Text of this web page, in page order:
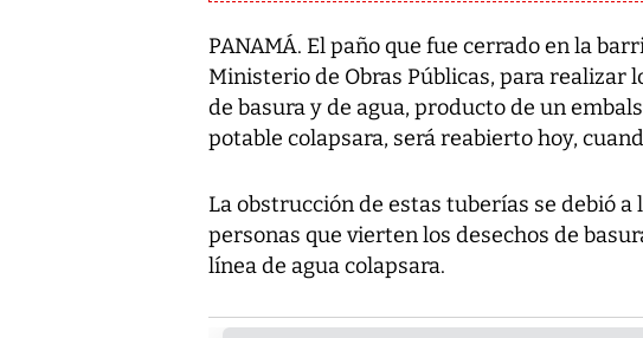
PANAMÁ. El paño que fue cerrado en la
Ministerio de Obras Públicas, para realizar
de basura y de agua, producto de un
potable colapsara, será reabierto hoy,
La obstrucción de estas tuberías se debió
personas que vierten los desechos de
línea de agua colapsara.